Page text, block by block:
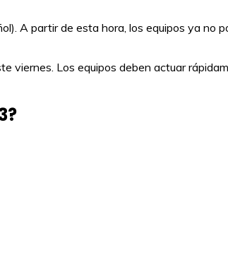
A partir de esta hora, los equipos ya no
viernes. Los equipos deben actuar